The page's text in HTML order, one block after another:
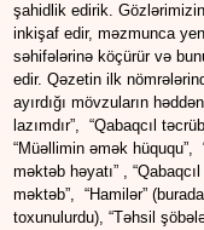
şahidlik edirik.
inkişaf edir, məzmunca
səhifələrinə köçürür və
edir. Qəzetin ilk
ayırdığı mövzuların
lazımdır”, “Qabaqcıl
“Müəllimin əmək
məktəb həyatı” ,
məktəb”, “Hamilər”
toxunulurdu), “Təhsil